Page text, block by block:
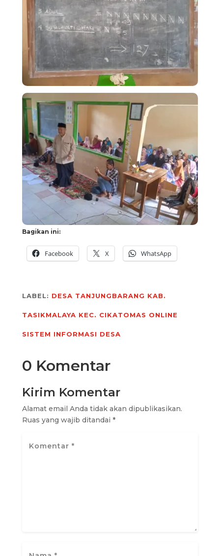
Bagikan ini:
Facebook X WhatsApp
LABEL: DESA TANJUNGBARANG KAB.
TASIKMALAYA KEC. CIKATOMAS ONLINE
SISTEM INFORMASI DESA
0 Komentar
Kirim Komentar
Alamat email Anda tidak akan dipublikasikan.
Ruas yang wajib ditandai *